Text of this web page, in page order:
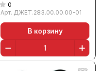
0
Арт. ДЖЕТ.283.00.00.00-01
В корзину